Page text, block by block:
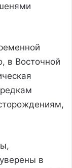
в Восточной
в